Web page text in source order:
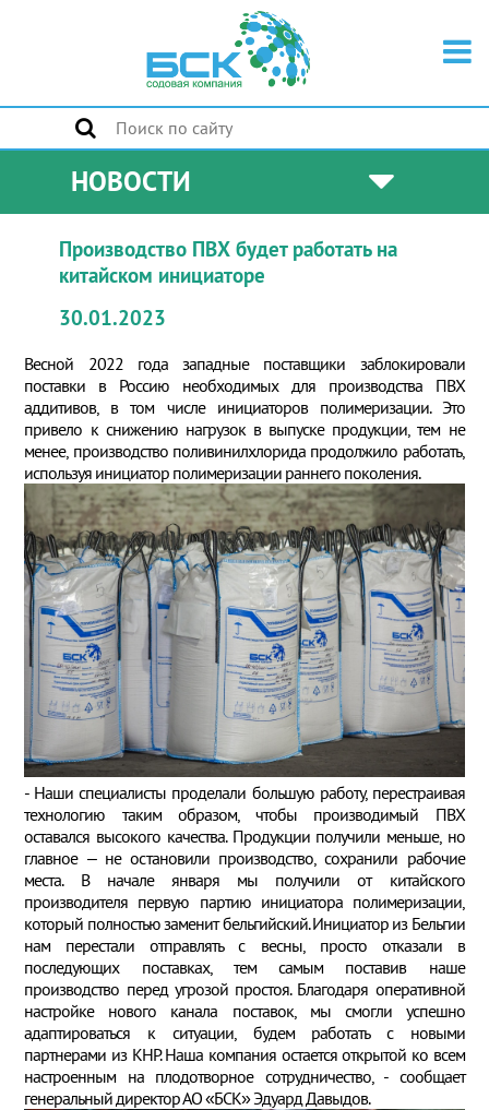
НОВОСТИ
Производство ПВХ будет работать на
китайском инициаторе
30.01.2023
Весной 2022 года западные поставщики заблокировали
поставки в Россию необходимых для производства ПВХ
аддитивов, в том числе инициаторов полимеризации. Это
привело к снижению нагрузок в выпуске продукции, тем не
менее, производство поливинилхлорида продолжило работать,
используя инициатор полимеризации раннего поколения.
- Наши специалисты проделали большую работу, перестраивая
технологию таким образом, чтобы производимый ПВХ
оставался высокого качества. Продукции получили меньше, но
главное – не остановили производство, сохранили рабочие
места. В начале января мы получили от китайского
производителя первую партию инициатора полимеризации,
который полностью заменит бельгийский. Инициатор из Бельгии
нам перестали отправлять с весны, просто отказали в
последующих поставках, тем самым поставив наше
производство перед угрозой простоя. Благодаря оперативной
настройке нового канала поставок, мы смогли успешно
адаптироваться к ситуации, будем работать с новыми
партнерами из КНР. Наша компания остается открытой ко всем
настроенным на плодотворное сотрудничество, - сообщает
генеральный директор АО «БСК» Эдуард Давыдов.